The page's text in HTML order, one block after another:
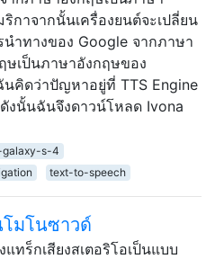
กาจากนั้นเครื่องยนต์จะเปลี่ยน
ำทางของ Google จากภาษา
ษเป็นภาษาอังกฤษของ
นคิดว่าปัญหาอยู่ที่ TTS Engine
งนั้นฉันจึงดาวน์โหลด Ivona
galaxy-s-4
text-to-speech
โมโนซาวด์
ทร็กเสียงสเตอริโอเป็นแบบ